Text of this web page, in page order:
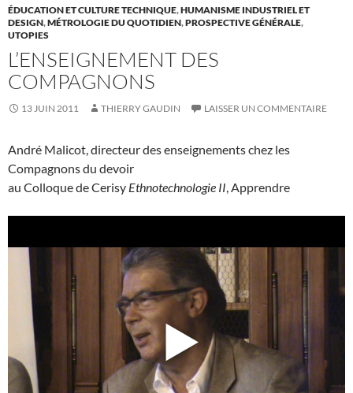
ÉDUCATION ET CULTURE TECHNIQUE,HUMANISME INDUSTRIEL ET
DESIGN,MÉTROLOGIE DU QUOTIDIEN,PROSPECTIVE GÉNÉRALE,
UTOPIES
L’ENSEIGNEMENT DES
COMPAGNONS
13 JUIN 2011 THIERRY GAUDIN LAISSER UN COMMENTAIRE
André Malicot, directeur des enseignements chez les
Compagnons du devoir
au Colloque de Cerisy Ethnotechnologie II, Apprendre